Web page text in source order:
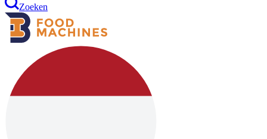
Zoeken